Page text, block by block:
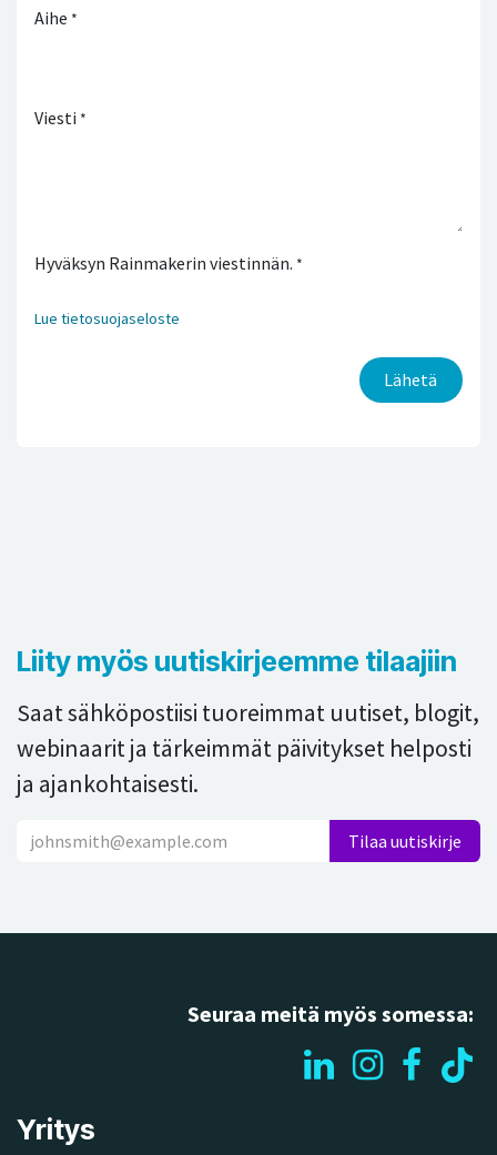
Aihe *
Viesti *
Hyväksyn Rainmakerin viestinnän. *
Lue tietosuojaseloste
Lähetä
Liity myös uutiskirjeemme tilaajiin
Saat sähköpostiisi tuoreimmat uutiset, blogit,
webinaarit ja tärkeimmät päivitykset helposti
ja ajankohtaisesti.
​​Tilaa uutiskirje​​
Seuraa meitä myös somessa:
Yritys